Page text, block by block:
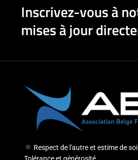
Inscrivez-vous à
mises à jour
Respect de l'autre et estime de soi